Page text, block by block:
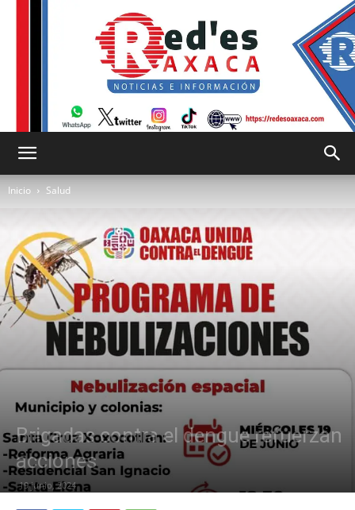
es
Oaxaca
Inicio Salud
Brigadas contra el dengue refuerzan
acciones
19 junio, 2024